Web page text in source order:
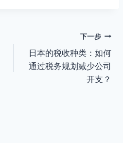
下一步
日本的税收种类：如何
通过税务规划减少公司
开支？